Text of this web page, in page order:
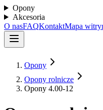
Opony
Akcesoria
O nasFAQKontaktMapa
Opony
Opony rolnicze
Opony 4.00-12